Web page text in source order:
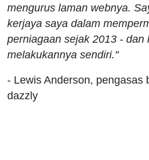
mengurus laman webnya.
kerjaya saya dalam
perniagaan sejak 2013 - dan
melakukannya sendiri."
- Lewis Anderson, pengasas
dazzly